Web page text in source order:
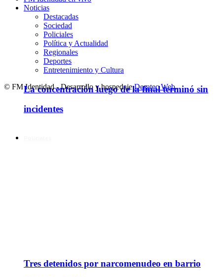
La concentración luego de la final terminó sin
incidentes
Tres detenidos por narcomenudeo en barrio
Noticias
Destacadas
Sociedad
Policiales
Política y Actualidad
Regionales
Deportes
Entretenimiento y Cultura
© FM Identidad - Desarrollo y hospedajeDesatec Web.